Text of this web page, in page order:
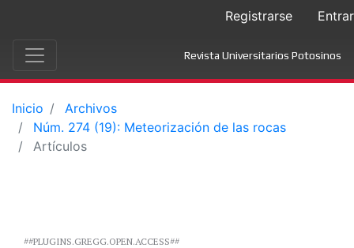
Registrarse Entrar
Revista Universitarios Potosinos
Inicio
Archivos
Núm. 274 (19): Meteorización de las rocas
Artículos
##PLUGINS.GREGG.OPEN.ACCESS##